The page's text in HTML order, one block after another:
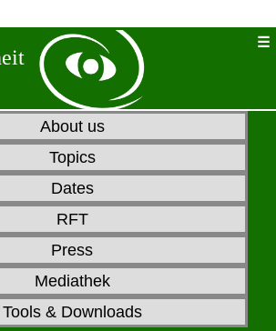
About us
Topics
Dates
RFT
Press
Mediathek
Tools & Downloads